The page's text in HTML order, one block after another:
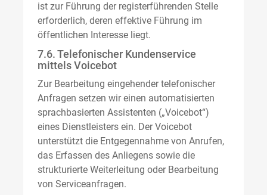
ist zur Führung der registerführenden Stelle
erforderlich, deren effektive Führung im
öffentlichen Interesse liegt.
7.6. Telefonischer Kundenservice
mittels Voicebot
Zur Bearbeitung eingehender telefonischer
Anfragen setzen wir einen automatisierten
sprachbasierten Assistenten („Voicebot“)
eines Dienstleisters ein. Der Voicebot
unterstützt die Entgegennahme von Anrufen,
das Erfassen des Anliegens sowie die
strukturierte Weiterleitung oder Bearbeitung
von Serviceanfragen.